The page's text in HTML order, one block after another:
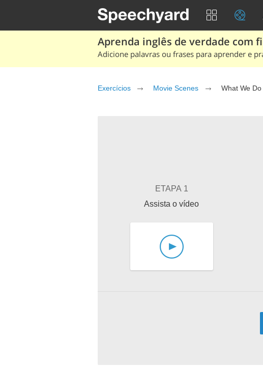
Aprenda inglês de verdade com
Adicione palavras ou frases para aprender e
Exercícios Movie Scenes What We
ETAPA 1
Assista o vídeo